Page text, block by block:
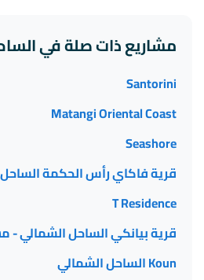
مشاريع ذات صلة في
Santorini
Matangi Oriental Coast
Seashore
قرية فاكاي رأس الحكمة
T Residence
قرية بيانكي الساحل الشمالي
Koun الساحل الشمالي